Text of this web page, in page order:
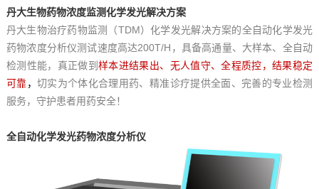
丹大生物药物浓度监测化学发光解决方案
丹大生物治疗药物监测（TDM）化学发光解决方案的全自动化学发光
药物浓度分析仪测试速度高达200T/H，具备高通量、大样本、全自动
检测性能，真正做到样本进结果出、无人值守、全程质控，结果稳定
可靠 ，切实为个体化合理用药、精准诊疗提供全面、完善的专业检测
服务，守护患者用药安全！
全自动化学发光药物浓度分析仪